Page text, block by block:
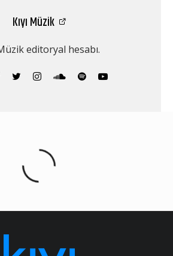
Kıyı Müzik
editoryal hesabı.